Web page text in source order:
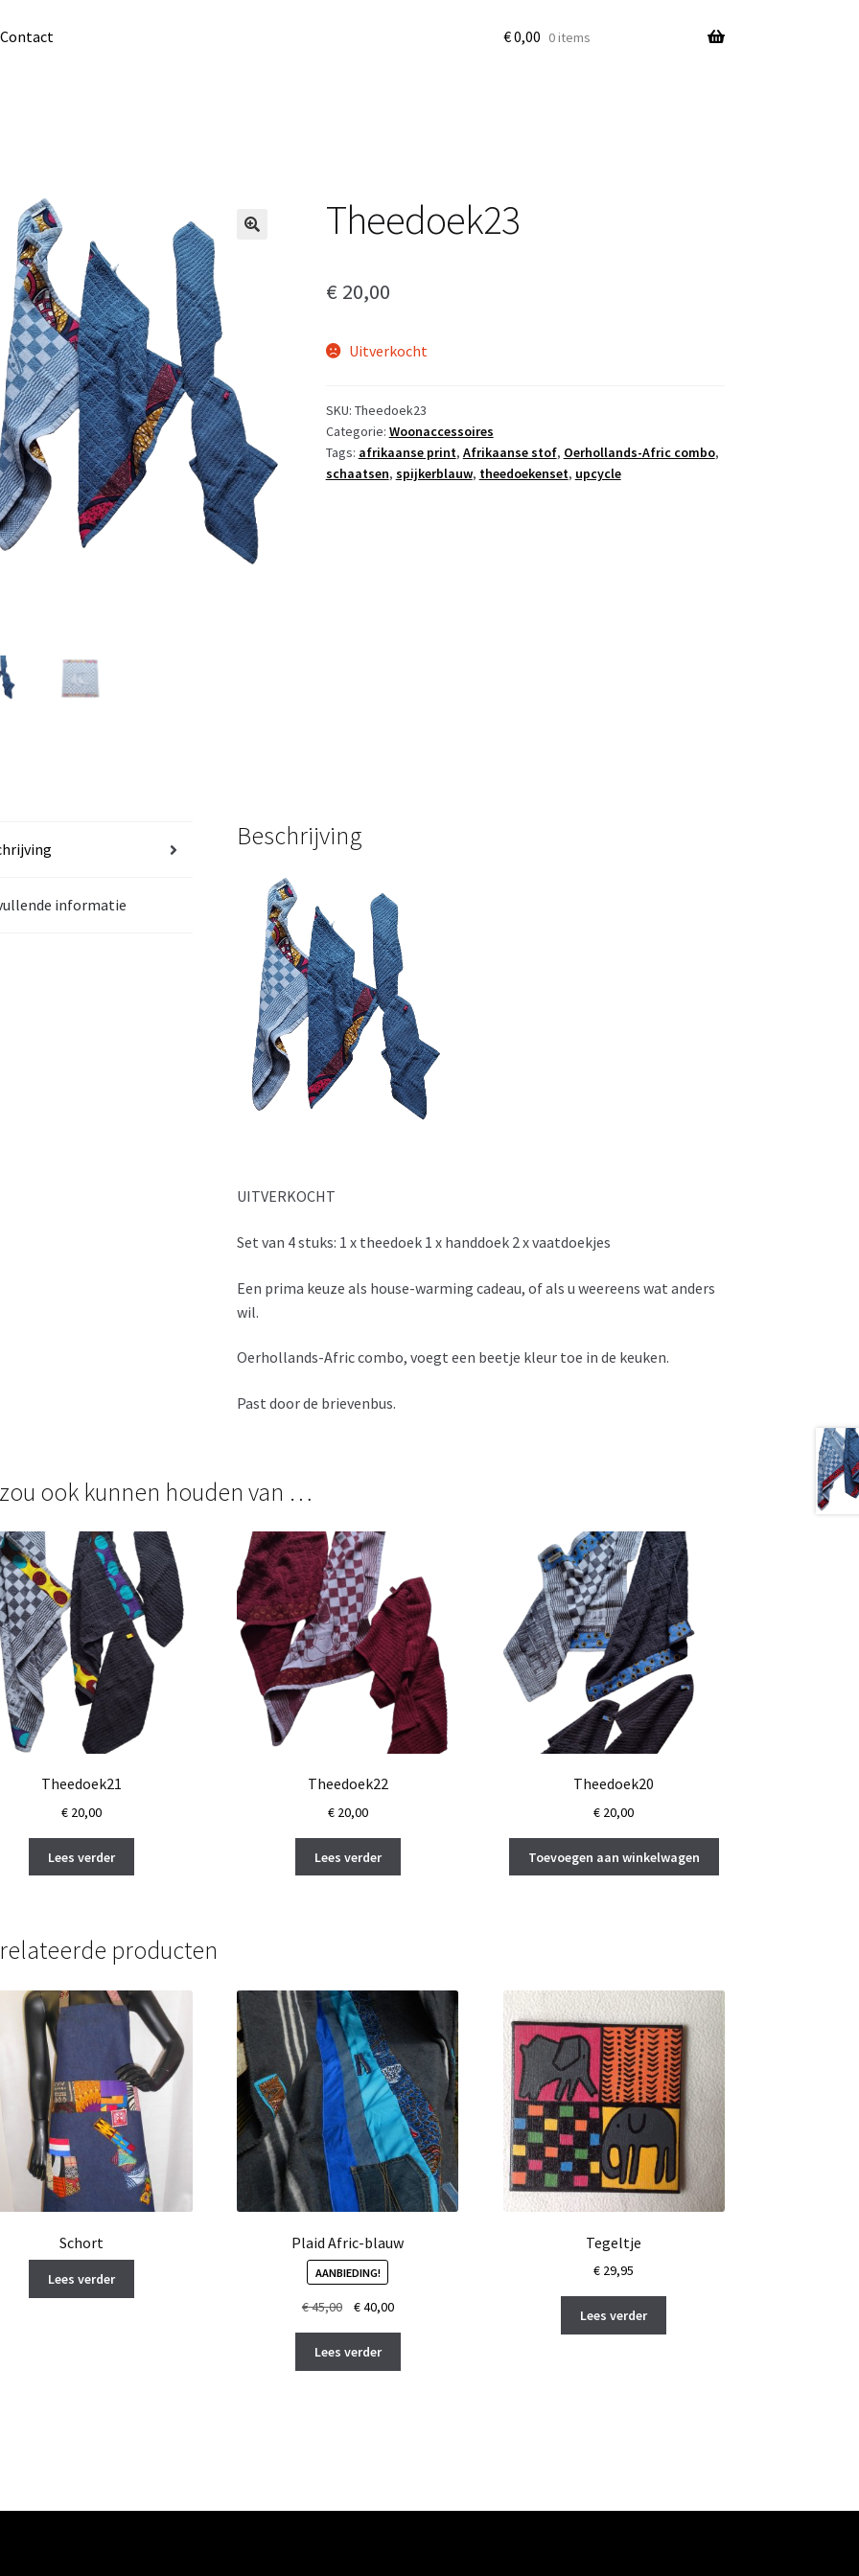
Contact €0,00 0 items
Theedoek23
€ 20,00
Uitverkocht
SKU: Theedoek23
Categorie: Woonaccessoires
Tags: afrikaanse print, Afrikaanse stof, Oerhollands-Afric combo,
schaatsen, spijkerblauw, theedoekenset, upcycle
informatie
Beschrijving
UITVERKOCHT
Set van 4 stuks: 1 x theedoek 1 x handdoek 2 x vaatdoekjes
Een prima keuze als house-warming cadeau, of als u weereens wat anders
wil.
Oerhollands-Afric combo, voegt een beetje kleur toe in de keuken.
Past door de brievenbus.
ook kunnen houden van …
Theedoek21
€ 20,00
Lees verder
Theedoek22
€20,00
Lees verder
Theedoek20
€ 20,00
Toevoegen aan winkelwagen
producten
Schort
Lees verder
Plaid Afric-blauw
AANBIEDING!
€45,00
Oorspronkelijke
was:
€ 45,00.
€40,00Huidige
€ 40,00.
Lees verder
Tegeltje
€ 29,95
Lees verder